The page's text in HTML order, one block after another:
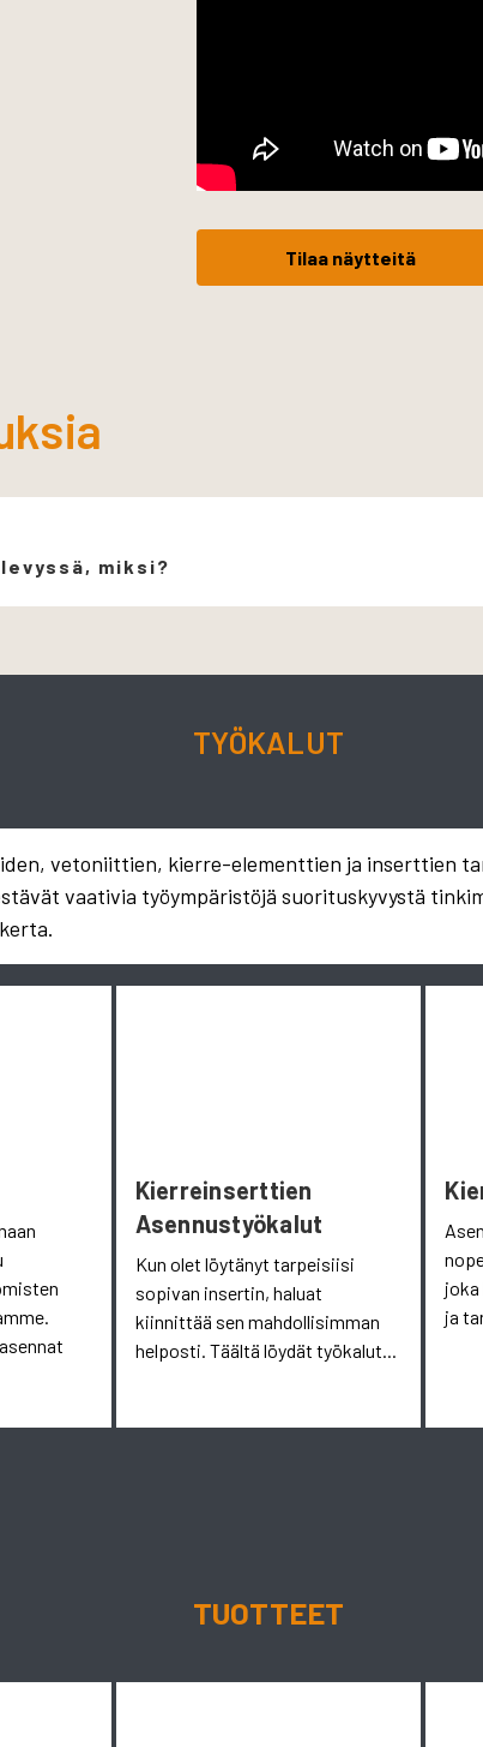
Tilaa näytteitä
miksi?
TYÖKALUT
vetoniittien, kierre-elementtien ja inserttien
vaativia työympäristöjä suorituskyvystä
Kierreinserttien
Asennustyökalut
Kun olet löytänyt tarpeisiisi
sopivan insertin, haluat
kiinnittää sen mahdollisimman
helposti. Täältä löydät työkalut...
ja
TUOTTEET